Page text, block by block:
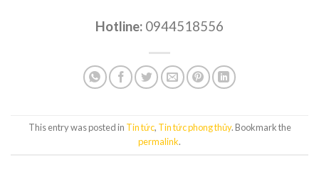
Hotline: 0944518556
This entry was posted in Tin tức, Tin tức phong thủy. Bookmark the
permalink.